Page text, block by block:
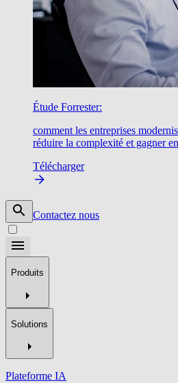
Étude Forrester:
comment les entreprises
réduire la complexité et gagner
Télécharger
Contactez nous
Produits
Solutions
Plateforme IA